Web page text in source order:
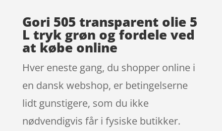
Gori 505 transparent olie 5
L tryk grøn og fordele ved
at købe online
Hver eneste gang, du shopper online i
en dansk webshop, er betingelserne
lidt gunstigere, som du ikke
nødvendigvis får i fysiske butikker.